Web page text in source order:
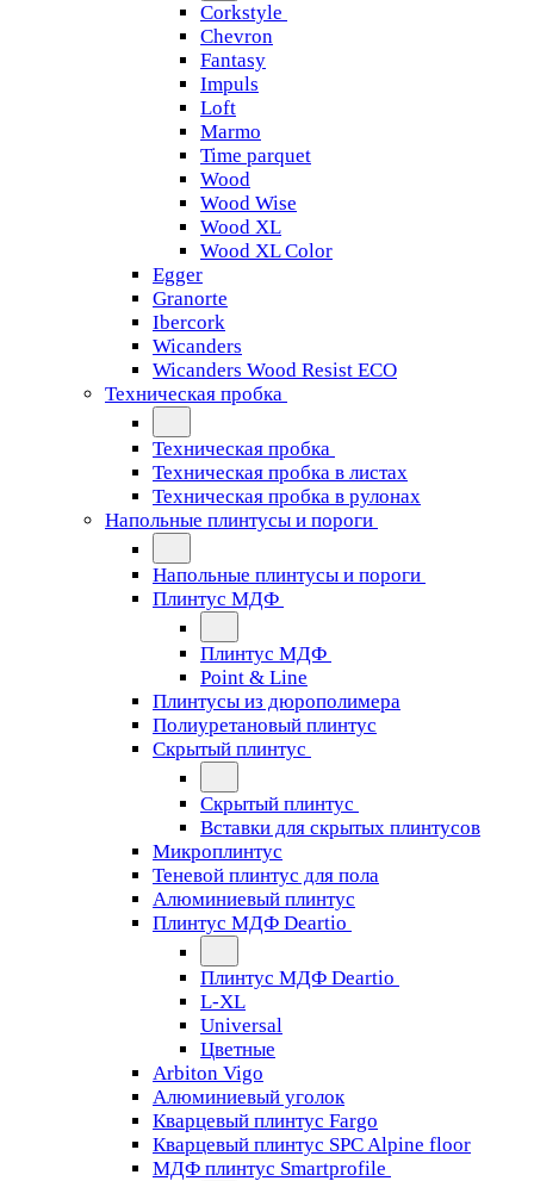
Corkstyle
Chevron
Fantasy
Impuls
Loft
Marmo
Time parquet
Wood
Wood Wise
Wood XL
Wood XL Color
Egger
Granorte
Ibercork
Wicanders
Wicanders Wood Resist ECO
Техническая пробка
Техническая пробка
Техническая пробка в листах
Техническая пробка в рулонах
Напольные плинтусы и пороги
Напольные плинтусы и пороги
Плинтус МДФ
Плинтус МДФ
Point & Line
Плинтусы из дюрополимера
Полиуретановый плинтус
Скрытый плинтус
Скрытый плинтус
Вставки для скрытых плинтусов
Микроплинтус
Теневой плинтус для пола
Алюминиевый плинтус
Плинтус МДФ Deartio
Плинтус МДФ Deartio
L-XL
Universal
Цветные
Arbiton Vigo
Алюминиевый уголок
Кварцевый плинтус Fargo
Кварцевый плинтус SPC Alpine floor
МДФ плинтус Smartprofile